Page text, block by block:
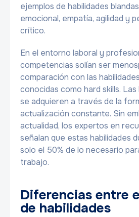
ejemplos de habilidades
emocional, empatía, agilidad y
crítico.
En el entorno laboral y
competencias solían ser
comparación con las
conocidas como hard skills. Las
se adquieren a través de la
actualización constante. Sin
actualidad, los expertos en
señalan que estas habilidades
solo el 50% de lo necesario
trabajo.
Diferencias entre
de habilidades